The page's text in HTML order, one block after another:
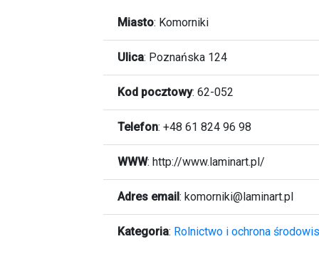
Miasto: Komorniki
Ulica: Poznańska 124
Kod pocztowy: 62-052
Telefon: +48 61 824 96 98
WWW: http://www.laminart.pl/
Adres email: komorniki@laminart.pl
Kategoria: Rolnictwo i ochrona